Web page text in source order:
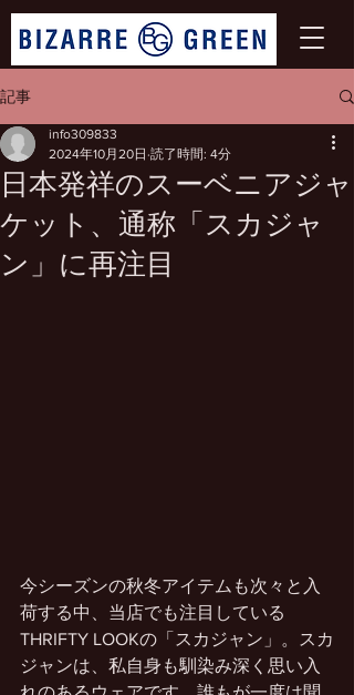
記事
日本発祥のスーベニアジャ
ケット、通称「スカジャ
ン」に再注目
info309833
2024年10月20日 読了時間: 4分
今シーズンの秋冬アイテムも次々と入
荷する中、当店でも注目している
THRIFTY LOOKの「スカジャン」。スカ
ジャンは、私自身も馴染み深く思い入